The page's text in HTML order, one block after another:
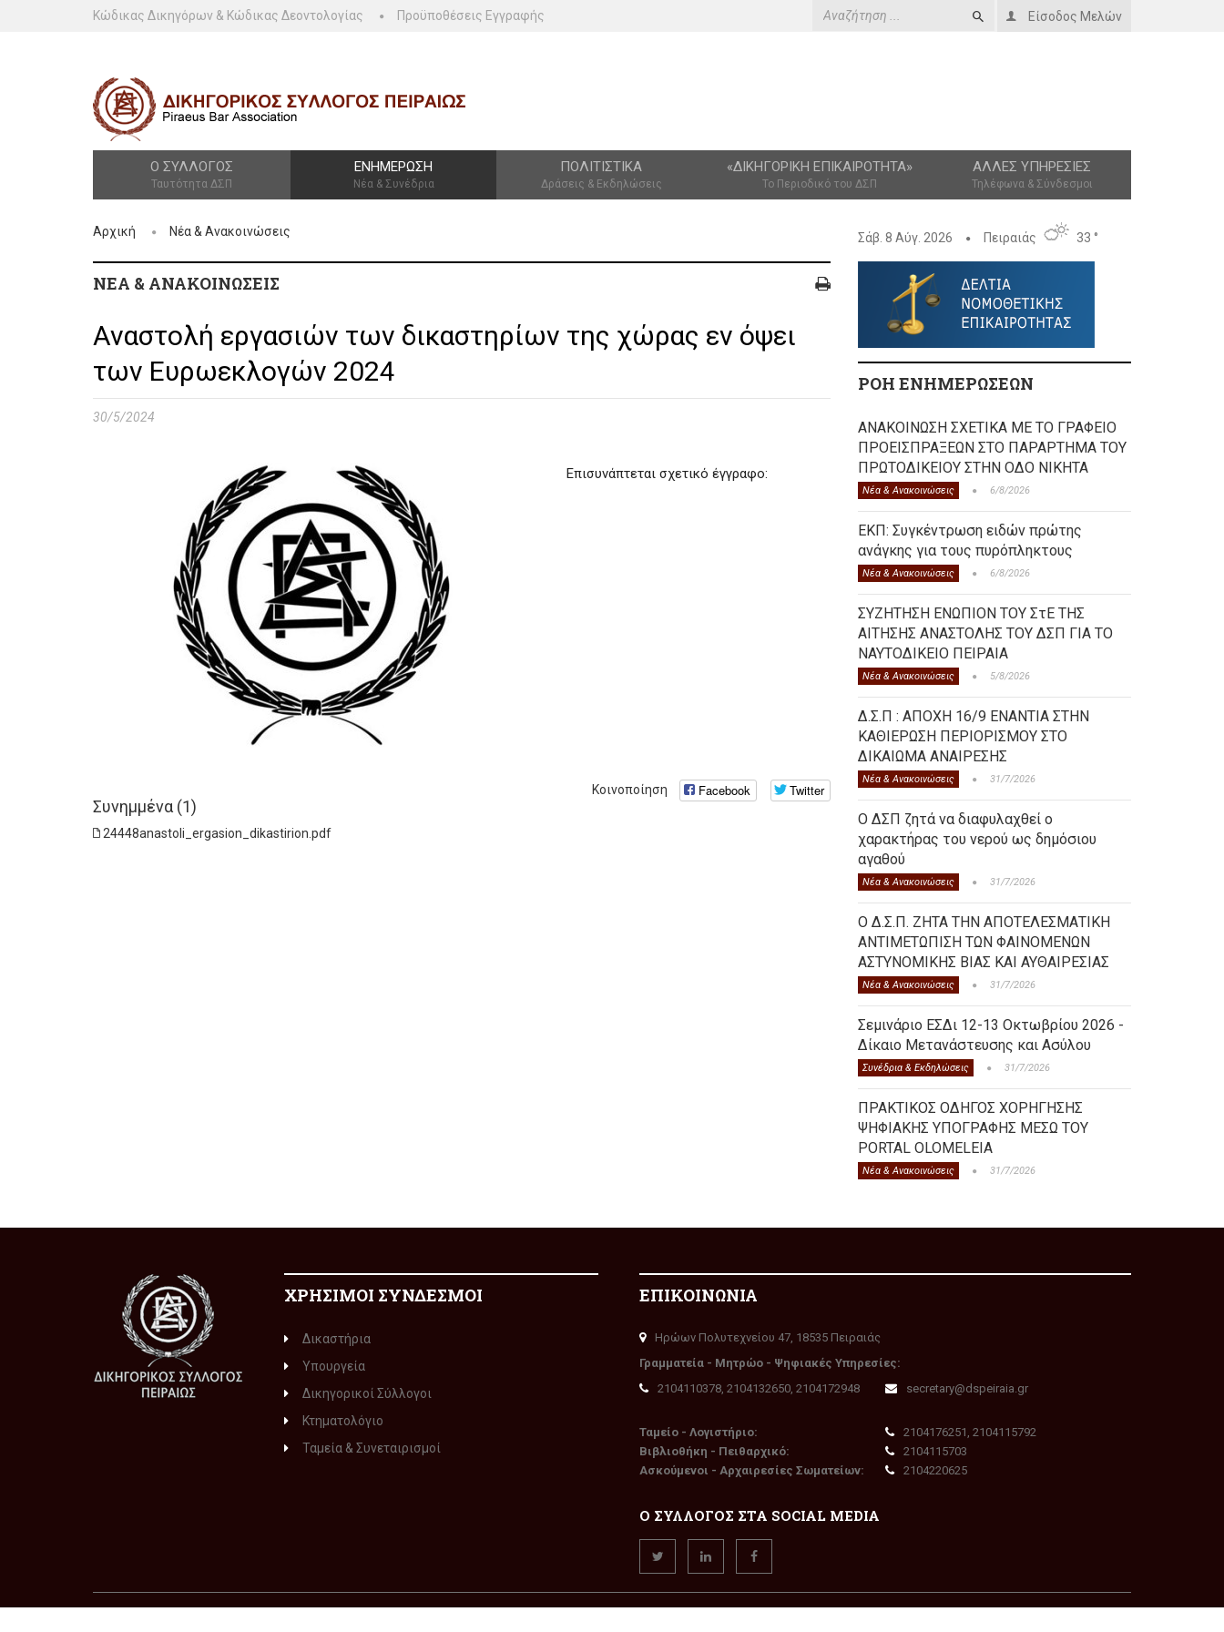
Κώδικας Δικηγόρων & Κώδικας Δεοντολογίας Προϋποθέσεις Εγγραφής Είσοδος Μελών
Ο ΣΎΛΛΟΓΟΣ
Ταυτότητα ΔΣΠ
ΕΝΗΜΈΡΩΣΗ
Νέα & Συνέδρια
ΠΟΛΙΤΙΣΤΙΚΆ
Δράσεις & Εκδηλώσεις
«ΔΙΚΗΓΟΡΙΚΉ ΕΠΙΚΑΙΡΌΤΗΤΑ»
Το Περιοδικό του ΔΣΠ
ΆΛΛΕΣ ΥΠΗΡΕΣΊΕΣ
Τηλέφωνα & Σύνδεσμοι
Αρχική Νέα & Ανακοινώσεις Σάβ. 8 Αύγ. 2026 Πειραιάς 33 °
ΝΈΑ & ΑΝΑΚΟΙΝΏΣΕΙΣ
Αναστολή εργασιών των δικαστηρίων της χώρας εν όψει
των Ευρωεκλογών 2024
30/5/2024
Επισυνάπτεται σχετικό έγγραφο:
Συνημμένα (1)
24448anastoli_ergasion_dikastirion.pdf
Κοινοποίηση Facebook Twitter
ΡΟΗ ΕΝΗΜΕΡΩΣΕΩΝ
ΑΝΑΚΟΙΝΩΣΗ ΣΧΕΤΙΚΑ ΜΕ ΤΟ ΓΡΑΦΕΙΟ
ΠΡΟΕΙΣΠΡΑΞΕΩΝ ΣΤΟ ΠΑΡΑΡΤΗΜΑ ΤΟΥ
ΠΡΩΤΟΔΙΚΕΙΟΥ ΣΤΗΝ ΟΔΟ ΝΙΚΗΤΑ
Νέα & Ανακοινώσεις 6/8/2026
ΕΚΠ: Συγκέντρωση ειδών πρώτης
ανάγκης για τους πυρόπληκτους
Νέα & Ανακοινώσεις 6/8/2026
ΣΥΖΗΤΗΣΗ ΕΝΩΠΙΟΝ ΤΟΥ ΣτΕ ΤΗΣ
ΑΙΤΗΣΗΣ ΑΝΑΣΤΟΛΗΣ ΤΟΥ ΔΣΠ ΓΙΑ ΤΟ
ΝΑΥΤΟΔΙΚΕΙΟ ΠΕΙΡΑΙΑ
Νέα & Ανακοινώσεις 5/8/2026
Δ.Σ.Π : ΑΠΟΧΗ 16/9 ΕΝΑΝΤΙΑ ΣΤΗΝ
ΚΑΘΙΕΡΩΣΗ ΠΕΡΙΟΡΙΣΜΟΥ ΣΤΟ
ΔΙΚΑΙΩΜΑ ΑΝΑΙΡΕΣΗΣ
Νέα & Ανακοινώσεις 31/7/2026
Ο ΔΣΠ ζητά να διαφυλαχθεί ο
χαρακτήρας του νερού ως δημόσιου
αγαθού
Νέα & Ανακοινώσεις 31/7/2026
Ο Δ.Σ.Π. ΖΗΤΑ ΤΗΝ ΑΠΟΤΕΛΕΣΜΑΤΙΚΗ
ΑΝΤΙΜΕΤΩΠΙΣΗ ΤΩΝ ΦΑΙΝΟΜΕΝΩΝ
ΑΣΤΥΝΟΜΙΚΗΣ ΒΙΑΣ ΚΑΙ ΑΥΘΑΙΡΕΣΙΑΣ
Νέα & Ανακοινώσεις 31/7/2026
Σεμινάριο ΕΣΔι 12-13 Οκτωβρίου 2026 -
Δίκαιο Μετανάστευσης και Ασύλου
Συνέδρια & Εκδηλώσεις 31/7/2026
ΠΡΑΚΤΙΚΟΣ ΟΔΗΓΟΣ ΧΟΡΗΓΗΣΗΣ
ΨΗΦΙΑΚΗΣ ΥΠΟΓΡΑΦΗΣ ΜΕΣΩ ΤΟΥ
PORTAL OLOMELEIA
Νέα & Ανακοινώσεις 31/7/2026
ΧΡΗΣΙΜΟΙ ΣΥΝΔΕΣΜΟΙ
Δικαστήρια
Υπουργεία
Δικηγορικοί Σύλλογοι
Κτηματολόγιο
Ταμεία & Συνεταιρισμοί
ΕΠΙΚΟΙΝΩΝΙΑ
Ηρώων Πολυτεχνείου 47, 18535 Πειραιάς
Γραμματεία - Μητρώο - Ψηφιακές Υπηρεσίες:
2104110378, 2104132650, 2104172948
secretary@dspeiraia.gr
Ταμείο - Λογιστήριο:
2104176251, 2104115792
Βιβλιοθήκη - Πειθαρχικό:
2104115703
Ασκούμενοι - Αρχαιρεσίες Σωματείων:
2104220625
Ο ΣΥΛΛΟΓΟΣ ΣΤΑ SOCIAL MEDIA